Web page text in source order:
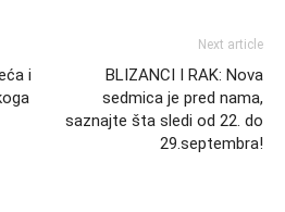
i
Next article
BLIZANCI I RAK: Nova
sedmica je pred nama,
saznajte šta sledi od 22. do
29.septembra!